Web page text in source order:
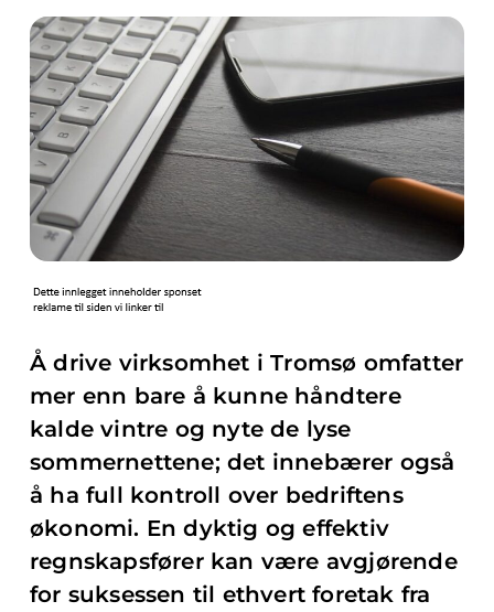
Å drive virksomhet i Tromsø omfatter
mer enn bare å kunne håndtere
kalde vintre og nyte de lyse
sommernettene; det innebærer også
å ha full kontroll over bedriftens
økonomi. En dyktig og effektiv
regnskapsfører kan være avgjørende
for suksessen til ethvert foretak fra